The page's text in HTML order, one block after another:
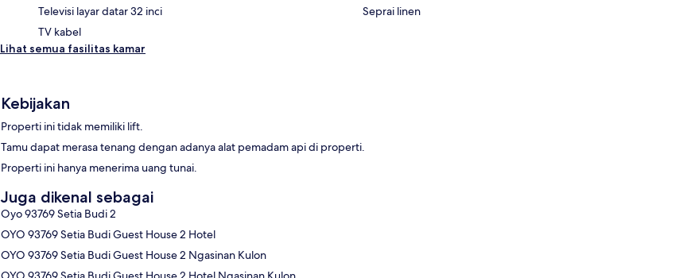
Televisi layar datar 32 inci
TV kabel
Seprai linen
Lihat semua fasilitas kamar
Kebijakan
Properti ini tidak memiliki lift.
Tamu dapat merasa tenang dengan adanya alat pemadam api di properti.
Properti ini hanya menerima uang tunai.
Juga dikenal sebagai
Oyo 93769 Setia Budi 2
OYO 93769 Setia Budi Guest House 2 Hotel
OYO 93769 Setia Budi Guest House 2 Ngasinan Kulon